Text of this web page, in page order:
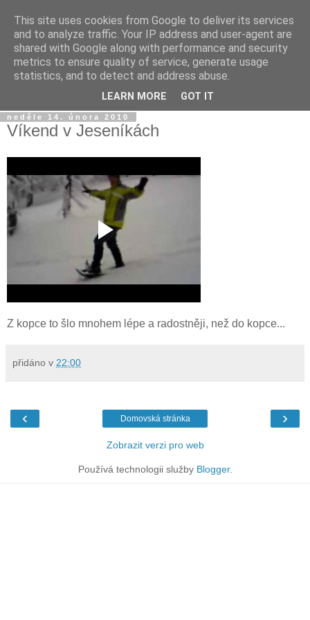
Jirkův blog
Na tento blog posílám fotky a videa z mobilu a taky sem
občas píšu jen tak...
neděle 14. února 2010
Víkend v Jeseníkách
Z kopce to šlo mnohem lépe a radostněji, než do kopce...
přidáno v 22:00
‹ ›
Domovská stránka
Zobrazit verzi pro web
Používá technologii služby Blogger.
This site uses cookies from Google to deliver its services
and to analyze traffic. Your IP address and user-agent are
shared with Google along with performance and security
metrics to ensure quality of service, generate usage
statistics, and to detect and address abuse.
LEARN MORE GOT IT